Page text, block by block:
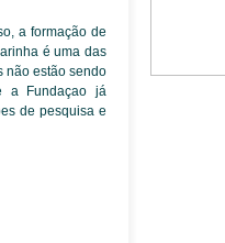
a formação de
é uma das
não estão sendo
a Fundaçao já
de pesquisa e